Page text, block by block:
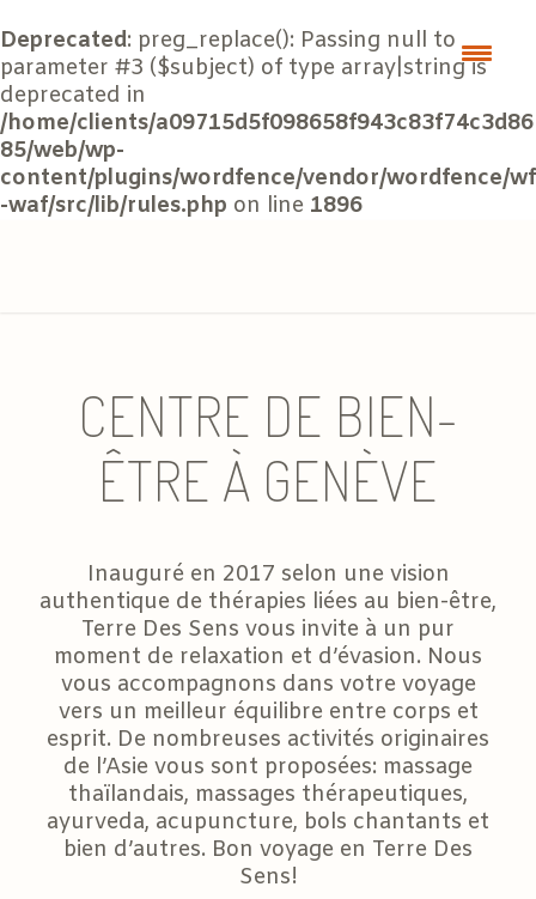
Deprecated: preg_replace(): Passing null to
parameter #3 ($subject) of type array|string is
deprecated in
/home/clients/a09715d5f098658f943c83f74c3d86
85/web/wp-
content/plugins/wordfence/vendor/wordfence/wf
-waf/src/lib/rules.php on line 1896
CENTRE DE BIEN-
ÊTRE À GENÈVE
Inauguré en 2017 selon une vision
authentique de thérapies liées au bien-être,
Terre Des Sens vous invite à un pur
moment de relaxation et d’évasion. Nous
vous accompagnons dans votre voyage
vers un meilleur équilibre entre corps et
esprit. De nombreuses activités originaires
de l’Asie vous sont proposées: massage
thaïlandais, massages thérapeutiques,
ayurveda, acupuncture, bols chantants et
bien d’autres. Bon voyage en Terre Des
Sens!